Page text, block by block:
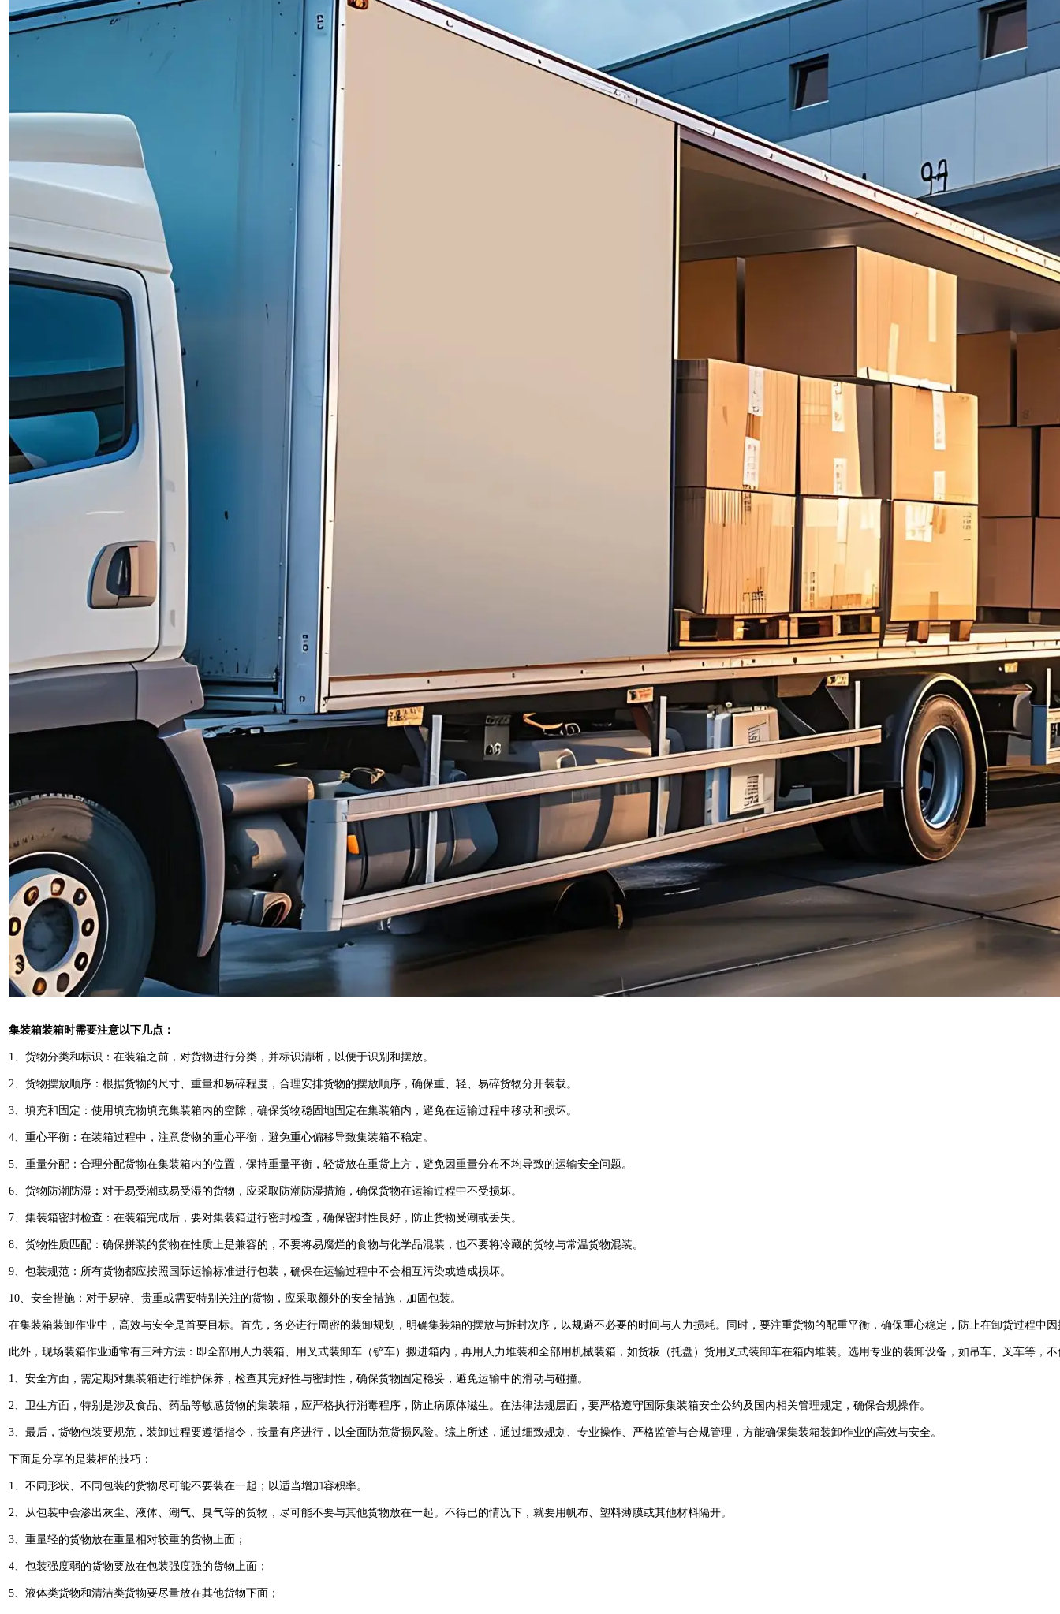
集装箱装箱时需要注意以下几点‌：
1‌、货物分类和标识‌：在装箱之前，对货物进行分类，并标识清晰，以便于识别和摆放‌。
2‌、货物摆放顺序‌：根据货物的尺寸、重量和易碎程度，合理安排货物的摆放顺序，确保重、轻、易碎货物分开装载‌。
‌3、填充和固定‌：使用填充物填充集装箱内的空隙，确保货物稳固地固定在集装箱内，避免在运输过程中移动和损坏‌。
‌4、重心平衡‌：在装箱过程中，注意货物的重心平衡，避免重心偏移导致集装箱不稳定‌。
‌5、重量分配‌：合理分配货物在集装箱内的位置，保持重量平衡，轻货放在重货上方，避免因重量分布不均导致的运输安全问题‌。
‌6、货物防潮防湿‌：对于易受潮或易受湿的货物，应采取防潮防湿措施，确保货物在运输过程中不受损坏‌。
‌7、集装箱密封检查‌：在装箱完成后，要对集装箱进行密封检查，确保密封性良好，防止货物受潮或丢失‌。
‌8、货物性质匹配‌：确保拼装的货物在性质上是兼容的，不要将易腐烂的食物与化学品混装，也不要将冷藏的货物与常温货物混装‌。
‌9、包装规范‌：所有货物都应按照国际运输标准进行包装，确保在运输过程中不会相互污染或造成损坏‌。
1‌0、安全措施‌：对于易碎、贵重或需要特别关注的货物，应采取额外的安全措施，加固包装‌。
在集装箱装卸作业中，高效与安全是首要目标。首先，务必进行周密的装卸规划，明确集装箱的摆放与拆封次序，以规避不必要的时间与人力损耗。同时，要注重货物的配重平衡，确保重心稳定，防止在卸货过程中
此外，现场装箱作业通常有三种方法：即全部用人力装箱、用叉式装卸车（铲车）搬进箱内，再用人力堆装和全部用机械装箱，如货板（托盘）货用叉式装卸车在箱内堆装。选用专业的装卸设备，如吊车、叉车等，
1、安全方面，需定期对集装箱进行维护保养，检查其完好性与密封性，确保货物固定稳妥，避免运输中的滑动与碰撞。
2、卫生方面，特别是涉及食品、药品等敏感货物的集装箱，应严格执行消毒程序，防止病原体滋生。在法律法规层面，要严格遵守国际集装箱安全公约及国内相关管理规定，确保合规操作。
3、最后，货物包装要规范，装卸过程要遵循指令，按量有序进行，以全面防范货损风险。综上所述，通过细致规划、专业操作、严格监管与合规管理，方能确保集装箱装卸作业的高效与安全。
下面是分享的是装柜的技巧：
1、不同形状、不同包装的货物尽可能不要装在一起；以适当增加容积率。
2、从包装中会渗出灰尘、液体、潮气、臭气等的货物，尽可能不要与其他货物放在一起。不得已的情况下，就要用帆布、塑料薄膜或其他材料隔开。
3、重量轻的货物放在重量相对较重的货物上面；
4、包装强度弱的货物要放在包装强度强的货物上面；
5、液体类货物和清洁类货物要尽量放在其他货物下面；